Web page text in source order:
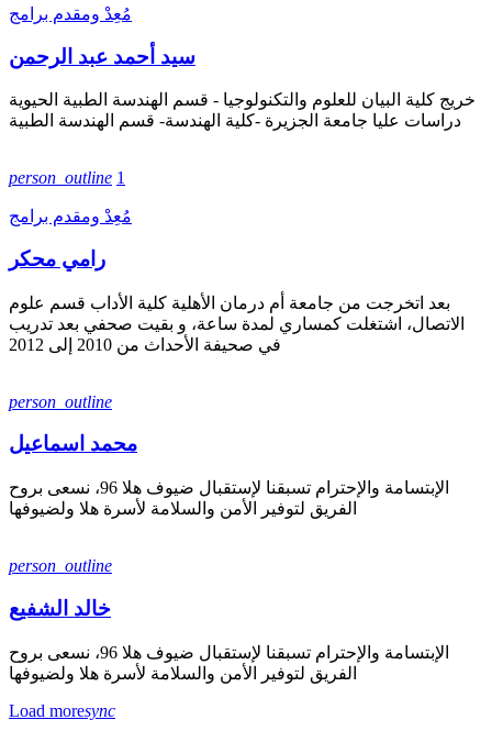
مُعِدْ ومقدم برامج
سيد أحمد عبد الرحمن
خريج كلية البيان للعلوم والتكنولوجيا - قسم الهندسة الطبية الحيوية
دراسات عليا جامعة الجزيرة -كلية الهندسة- قسم الهندسة الطبية
person_outline 1
مُعِدْ ومقدم برامج
رامي محكر
بعد اتخرجت من جامعة أم درمان الأهلية كلية الأداب قسم علوم
الاتصال، اشتغلت كمساري لمدة ساعة، و بقيت صحفي بعد تدريب
في صحيفة الأحداث من 2010 إلى 2012
person_outline
محمد اسماعيل
الإبتسامة والإحترام تسبقنا لإستقبال ضيوف هلا 96، نسعى بروح
الفريق لتوفير الأمن والسلامة لأسرة هلا ولضيوفها
person_outline
خالد الشفيع
الإبتسامة والإحترام تسبقنا لإستقبال ضيوف هلا 96، نسعى بروح
الفريق لتوفير الأمن والسلامة لأسرة هلا ولضيوفها
Load moresync